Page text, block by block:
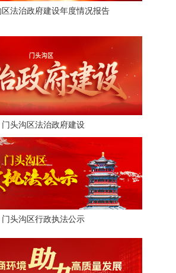
区法治政府建设年度情况报告
门头沟区法治政府建设
门头沟区行政执法公示